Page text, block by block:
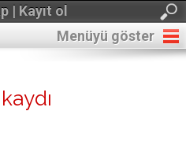
| Kayıt ol
Menüyü göster